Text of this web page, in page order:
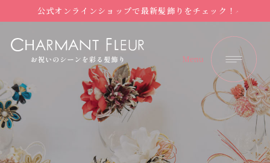
公式オンラインショップで最新髪飾りをチェック！